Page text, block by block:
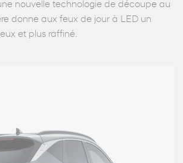
nouvelle technologie de découpe au
donne aux feux de jour à LED un
et plus raffiné.